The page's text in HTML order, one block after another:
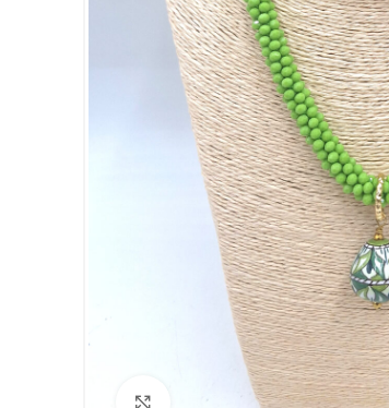
Click to enlarge